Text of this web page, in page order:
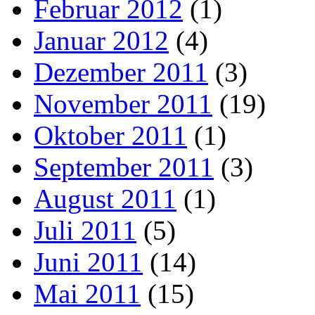
Februar 2012 (1)
Januar 2012 (4)
Dezember 2011 (3)
November 2011 (19)
Oktober 2011 (1)
September 2011 (3)
August 2011 (1)
Juli 2011 (5)
Juni 2011 (14)
Mai 2011 (15)